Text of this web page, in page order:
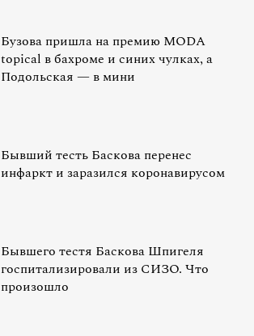
Бузова пришла на премию MODA
topical в бахроме и синих чулках, а
Подольская — в мини
Бывший тесть Баскова перенес
инфаркт и заразился коронавирусом
Бывшего тестя Баскова Шпигеля
госпитализировали из СИЗО. Что
произошло